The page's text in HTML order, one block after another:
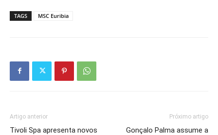
TAGS MSC Euribia
Artigo anterior
Tivoli Spa apresenta novos
Próximo artigo
Gonçalo Palma assume a